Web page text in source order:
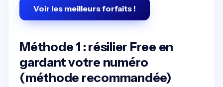
Voir les meilleurs forfaits !
Méthode 1 : résilier Free en
gardant votre numéro
(méthode recommandée)